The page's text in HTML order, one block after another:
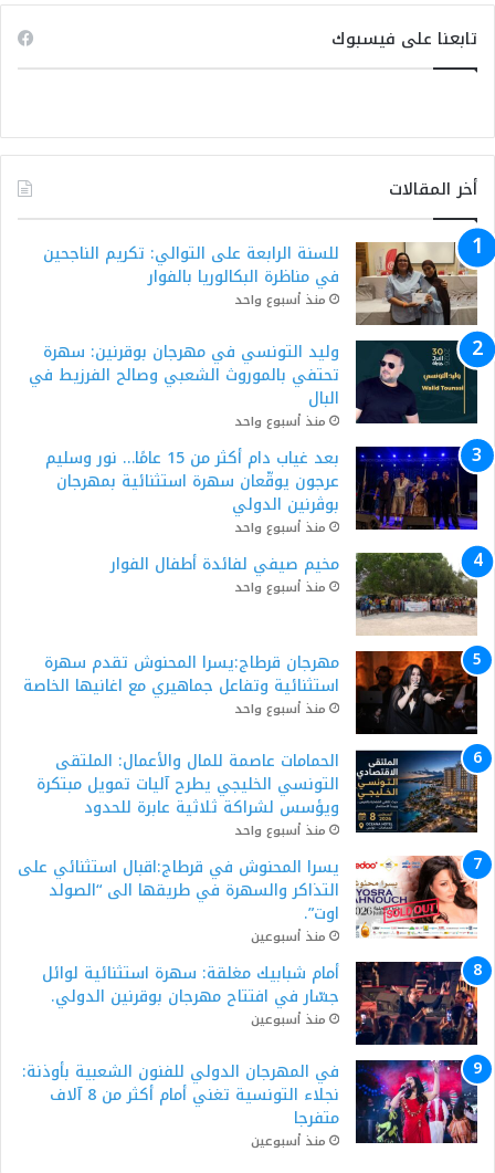
تابعنا على فيسبوك
أخر المقالات
للسنة الرابعة على التوالي: تكريم الناجحين
في مناظرة البكالوريا بالفوار
منذ أسبوع واحد
وليد التونسي في مهرجان بوقرنين: سهرة
تحتفي بالموروث الشعبي وصالح الفرزيط في
البال
منذ أسبوع واحد
بعد غياب دام أكثر من 15 عامًا… نور وسليم
عرجون يوقّعان سهرة استثنائية بمهرجان
بوڨرنين الدولي
منذ أسبوع واحد
مخيم صيفي لفائدة أطفال الفوار
منذ أسبوع واحد
مهرجان قرطاج:يسرا المحنوش تقدم سهرة
استثنائية وتفاعل جماهيري مع اغانيها الخاصة
منذ أسبوع واحد
الحمامات عاصمة للمال والأعمال: الملتقى
التونسي الخليجي يطرح آليات تمويل مبتكرة
ويؤسس لشراكة ثلاثية عابرة للحدود
منذ أسبوع واحد
يسرا المحنوش في قرطاج:اقبال استثنائي على
التذاكر والسهرة في طريقها الى “الصولد
اوت”.
منذ أسبوعين
أمام شبابيك مغلقة: سهرة استثنائية لوائل
جسّار في افتتاح مهرجان بوقرنين الدولي.
منذ أسبوعين
في المهرجان الدولي للفنون الشعبية بأوذنة:
نجلاء التونسية تغني أمام أكثر من 8 آلاف
متفرجا
منذ أسبوعين